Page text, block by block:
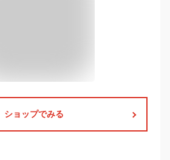
ショップでみる